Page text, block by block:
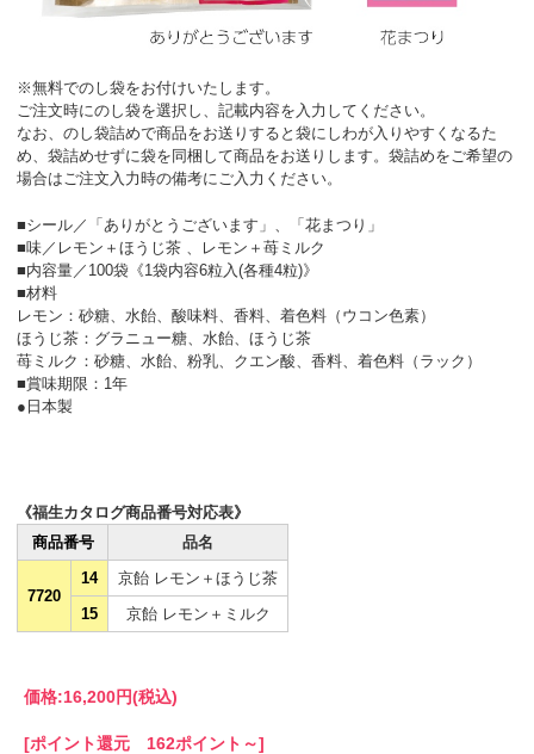
※無料でのし袋をお付けいたします。
ご注文時にのし袋を選択し、記載内容を入力してください。
なお、のし袋詰めで商品をお送りすると袋にしわが入りやすくなるた
め、袋詰めせずに袋を同梱して商品をお送りします。袋詰めをご希望の
場合はご注文入力時の備考にご入力ください。
■シール／「ありがとうございます」、「花まつり」
■味／レモン＋ほうじ茶 、レモン＋苺ミルク
■内容量／100袋《1袋内容6粒入(各種4粒)》
■材料
レモン：砂糖、水飴、酸味料、香料、着色料（ウコン色素）
ほうじ茶：グラニュー糖、水飴、ほうじ茶
苺ミルク：砂糖、水飴、粉乳、クエン酸、香料、着色料（ラック）
■賞味期限：1年
●日本製
《福生カタログ商品番号対応表》
商品番号
品名
7720
14
京飴 レモン＋ほうじ茶
15
京飴 レモン＋ミルク
価格:16,200円(税込)
[ポイント還元 162ポイント～]